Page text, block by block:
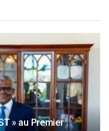
» au Premier